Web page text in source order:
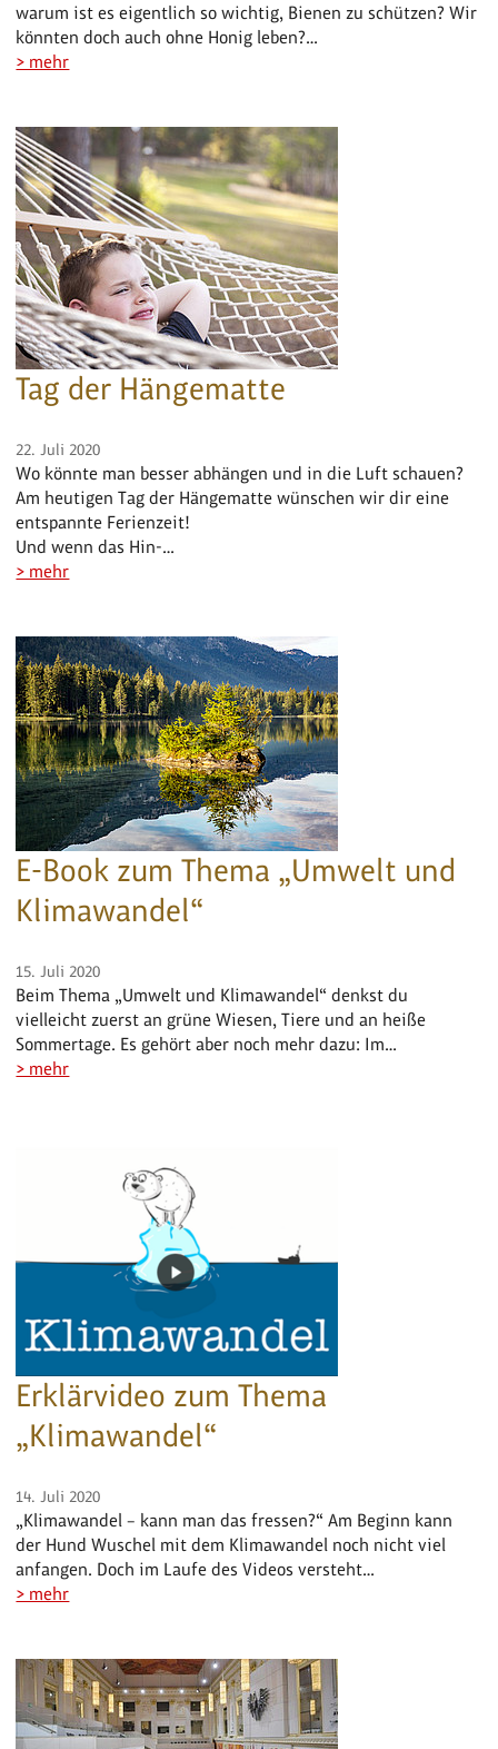
warum ist es eigentlich so wichtig, Bienen zu schützen? Wir
könnten doch auch ohne Honig leben?…
> mehr
Tag der Hängematte
22. Juli 2020
Wo könnte man besser abhängen und in die Luft schauen?
Am heutigen Tag der Hängematte wünschen wir dir eine
entspannte Ferienzeit!
Und wenn das Hin-…
> mehr
E-Book zum Thema „Umwelt und
Klimawandel“
15. Juli 2020
Beim Thema „Umwelt und Klimawandel“ denkst du
vielleicht zuerst an grüne Wiesen, Tiere und an heiße
Sommertage. Es gehört aber noch mehr dazu: Im…
> mehr
Erklärvideo zum Thema
„Klimawandel“
14. Juli 2020
„Klimawandel – kann man das fressen?“ Am Beginn kann
der Hund Wuschel mit dem Klimawandel noch nicht viel
anfangen. Doch im Laufe des Videos versteht…
> mehr